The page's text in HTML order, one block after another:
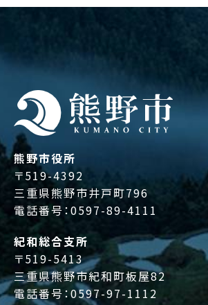
熊野市役所
〒519-4392
三重県熊野市井戸町796
電話番号：0597-89-4111
紀和総合支所
〒519-5413
三重県熊野市紀和町板屋82
電話番号：0597-97-1112